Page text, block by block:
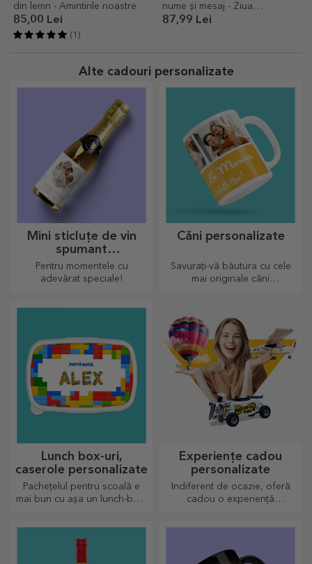
din lemn - Amintirile noastre
85,00 Lei
(1)
nume și mesaj - Ziua
îndrăgostiților
87,99 Lei
Alte cadouri personalizate
Mini sticluțe de vin
spumant
personalizate
Pentru momentele cu
adevărat speciale!
Căni personalizate
Savurați-vă băutura cu cele
mai originale căni
Lunch box-uri,
caserole personalizate
Pachețelul pentru scoală e
mai bun cu așa un lunch-box,
nouă zi!
Experiențe cadou
personalizate
Indiferent de ocazie, oferă
cadou o experiență